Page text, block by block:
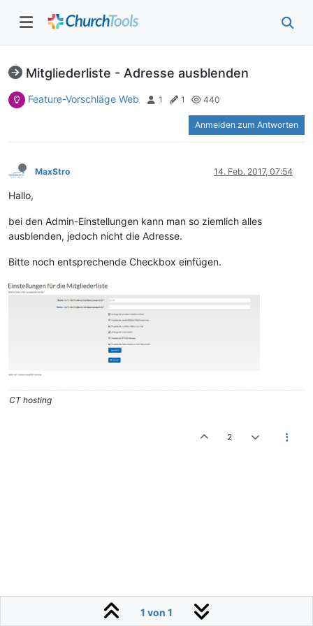
Mitgliederliste - Adresse ausblenden
Feature-Vorschläge Web 1 1 440
Anmelden zum Antworten
MaxStro 14. Feb. 2017, 07:54
Hallo,
bei den Admin-Einstellungen kann man so ziemlich alles
ausblenden, jedoch nicht die Adresse.
Bitte noch entsprechende Checkbox einfügen.
CT hosting
2
1 von 1